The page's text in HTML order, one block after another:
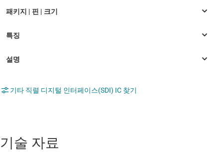
기타 직렬 디지털 인터페이스(SDI) IC 찾기
기술 자료